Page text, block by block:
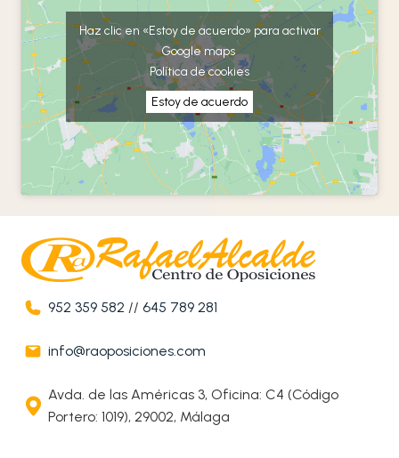
Haz clic en «Estoy de acuerdo» para activar
Google maps
Política de cookies
Estoy de acuerdo
952 359 582 //645 789 281
info@raoposiciones.com
Avda. de las Américas 3, Oficina: C4 (Código
Portero: 1019), 29002, Málaga